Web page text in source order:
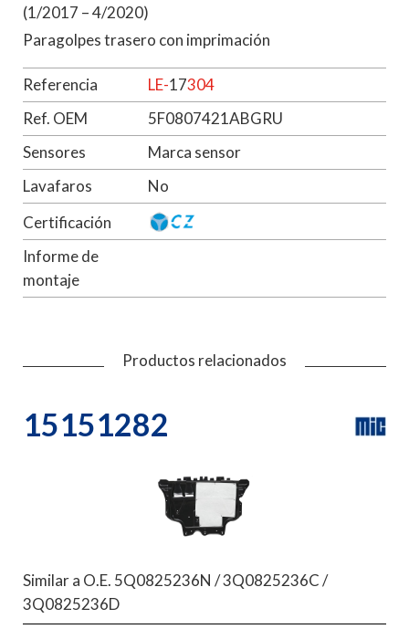
(1/2017 – 4/2020)
Paragolpes trasero con imprimación
Referencia LE-17304
Ref. OEM
5F0807421ABGRU
Sensores
Marca sensor
Lavafaros
No
Certificación
Informe de
montaje
Productos relacionados
15151282
Similar a O.E. 5Q0825236N / 3Q0825236C /
3Q0825236D